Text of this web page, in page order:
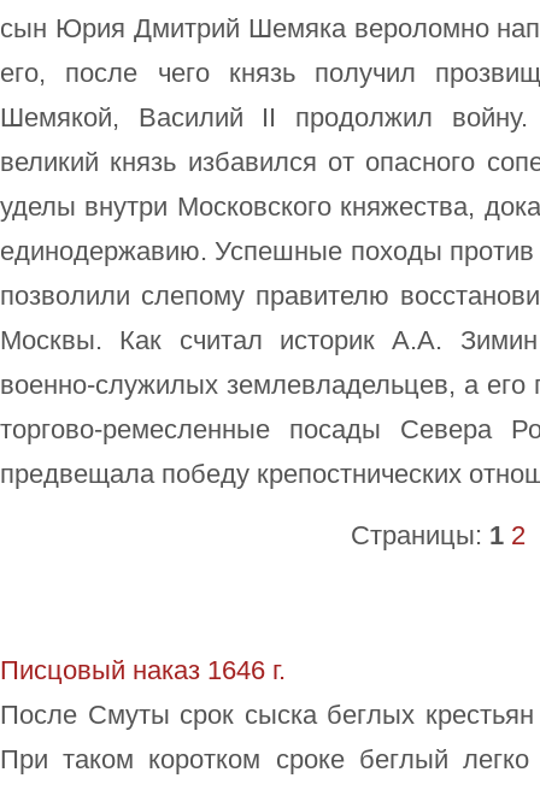
сын Юрия Дмитрий Шемяка вероломно
его, после чего князь получил
Шемякой, Василий II продолжил
великий князь избавился от опасного
уделы внутри Московского княжества,
единодержавию. Успешные походы против
позволили слепому правителю
Москвы. Как считал историк А.А.
военно-служилых землевладельцев, а его
торгово-ремесленные посады Севера
предвещала победу крепостнических
Страницы: 1 2
Писцовый наказ 1646 г.
После Смуты срок сыска беглых
При таком коротком сроке беглый